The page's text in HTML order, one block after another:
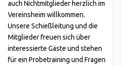
auch Nichtmitglieder herzlich im
Vereinsheim willkommen.
Unsere Schießleitung und die
Mitglieder freuen sich über
interessierte Gäste und stehen
für ein Probetraining und Fragen